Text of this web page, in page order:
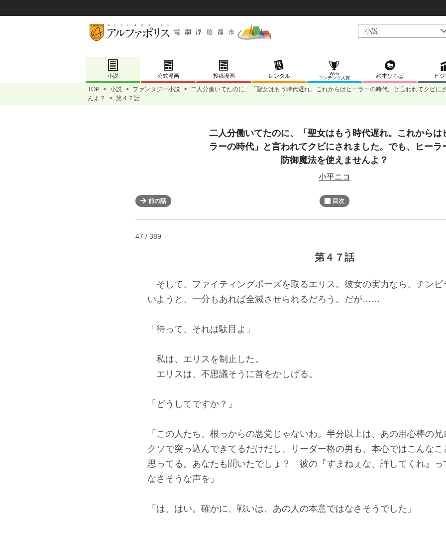
小説 公式漫画 投稿漫画 レンタル
Web
コンテンツ大賞
絵本ひろば ビジ
TOP > 小説 > ファンタジー小説 > 二人分働いてたのに、「聖女はもう時代遅れ。これからはヒーラーの時代」と言われてクビに
んよ？
> 第４７話
n
/
L
o
a
d
e
:
0
.
0
二人分働いてたのに、「聖女はもう時代遅れ。これからは
ラーの時代」と言われてクビにされました。でも、ヒーラ
防御魔法を使えませんよ？
小平ニコ
前の話 目次
47 / 389
第４７話
そして、ファイティングポーズを取るエリス。彼女の実力なら、チンピ
いようと、一分もあれば全滅させられるだろう。だが……
「待って、それは駄目よ」
私は、エリスを制止した。
エリスは、不思議そうに首をかしげる。
「どうしてですか？」
「この人たち、根っからの悪党じゃないわ。半分以上は、あの用心棒の
クソで突っ込んできてるだけだし、リーダー格の男も、本心ではこんなこ
思ってる。あなたも聞いたでしょ？ 彼の『すまねぇな、許してくれ』っ
なさそうな声を」
「は、はい。確かに、戦いは、あの人の本意ではなさそうでした」